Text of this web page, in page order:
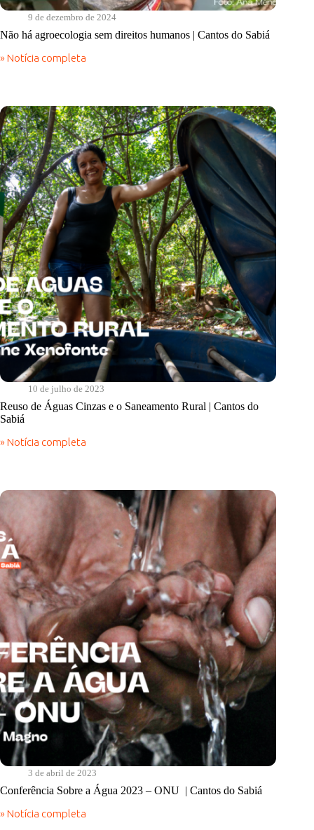
9 de dezembro de 2024
Não há agroecologia sem direitos humanos | Cantos do Sabiá
» Notícia completa
Não
direitos
humanos
|
Cantos
do
Sabiá
10 de julho de 2023
Reuso de Águas Cinzas e o Saneamento Rural | Cantos do
Sabiá
» Notícia completa
Reuso
e
Saneamento
Rural
|
Cantos
do
Sabiá
3 de abril de 2023
Conferência Sobre a Água 2023 – ONU | Cantos do Sabiá
» Notícia completa
Conferência